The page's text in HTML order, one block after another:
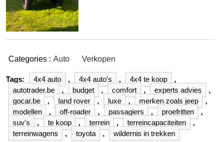
Categories : Auto Verkopen
Tags: 4x4 auto , 4x4 auto's , 4x4 te koop
,
autotrader.be
, budget , comfort , experts advies
,
gocar.be
, land rover , luxe , merken zoals jeep
,
modellen
, off-roader , passagiers , proefritten
,
suv's
, te koop , terrein , terreincapaciteiten
,
terreinwagens
, toyota , wildernis in trekken